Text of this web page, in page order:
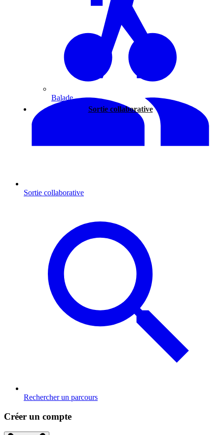
Balade
Sortie collaborative
Sortie collaborative
Rechercher un parcours
Créer un compte